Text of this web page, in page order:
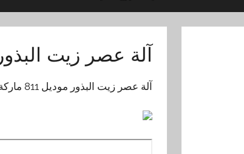
آلة عصر زيت البذور
آلة عصر زيت البذور موديل 811 ماركة المهندس منسى